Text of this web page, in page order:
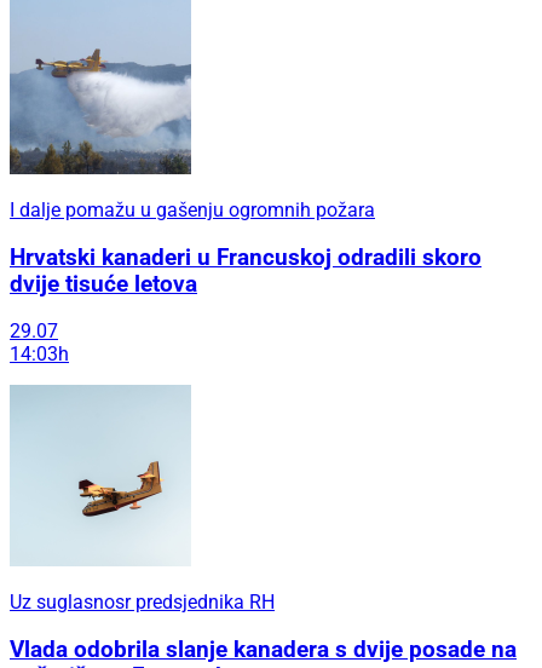
I dalje pomažu u gašenju ogromnih požara
Hrvatski kanaderi u Francuskoj odradili skoro
dvije tisuće letova
29.07
14:03h
Uz suglasnosr predsjednika RH
Vlada odobrila slanje kanadera s dvije posade na